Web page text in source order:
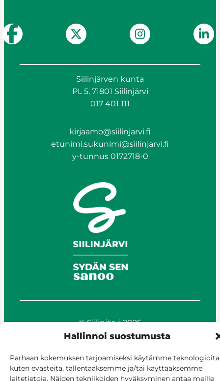
Hallinnoi suostumusta
Parhaan kokemuksen tarjoamiseksi käytämme
kuten evästeitä, tallentaaksemme ja/tai käyttääksemme
laitetietoja. Näiden tekniikoiden hyväksyminen antaa meille
Siilinjärven kunta
PL 5, 71801 Siilinjärvi
017 401 111
kirjaamo@siilinjarvi.fi
etunimi.sukunimi@siilinjarvi.fi
y-tunnus 0172718-0
© Siilinjärvi 2025
Anna palautetta
Laskutus ja maksaminen
Saavutettavuus